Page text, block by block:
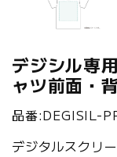
デジシル専
ャツ前面・
品番:DEGISIL-
デジタルスクリ